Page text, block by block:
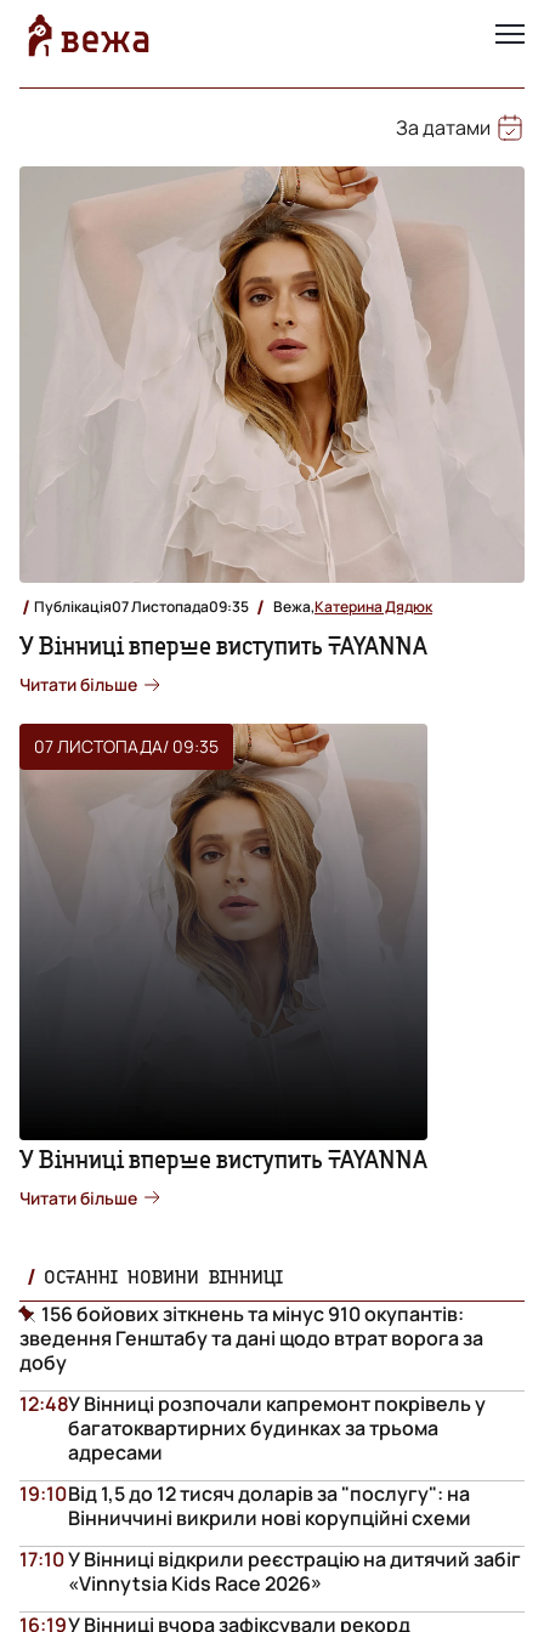
За датами
Публікація07 Листопада09:35 Вежа,Катерина Дядюк
У Вінниці вперше виступить TAYANNA
Читати більше
07 ЛИСТОПАДА/ 09:35
У Вінниці вперше виступить TAYANNA
Читати більше
ОСТАННІ НОВИНИ ВІННИЦІ
156 бойових зіткнень та мінус 910 окупантів:
зведення Генштабу та дані щодо втрат ворога за
добу
У Вінниці розпочали капремонт покрівель у
багатоквартирних будинках за трьома
адресами
12:48
Від 1,5 до 12 тисяч доларів за "послугу": на
Вінниччині викрили нові корупційні схеми
19:10
У Вінниці відкрили реєстрацію на дитячий забіг
«Vinnytsia Kids Race 2026»
17:10
У Вінниці вчора зафіксували рекорд
16:19